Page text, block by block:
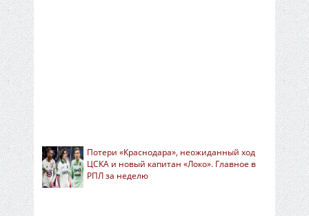
Потери «Краснодара», неожиданный ход
ЦСКА и новый капитан «Локо». Главное в
РПЛ за неделю